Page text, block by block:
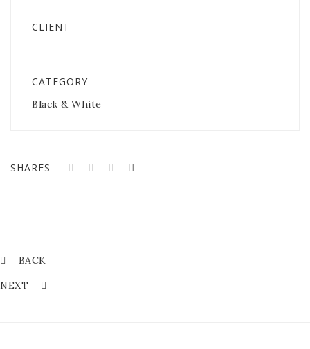
CLIENT
CATEGORY
Black & White
SHARES
BACK
NEXT